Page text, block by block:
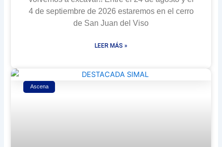
4 de septiembre de 2026 estaremos en el cerro
de San Juan del Viso
LEER MÁS »
Ascena